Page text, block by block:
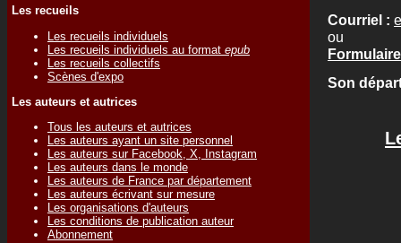
Les recueils
Les recueils individuels
Les recueils individuels au format epub
Les recueils collectifs
Scènes d'expo
Les auteurs et autrices
Tous les auteurs et autrices
Les auteurs ayant un site personnel
Les auteurs sur Facebook, X, Instagram
Les auteurs dans le monde
Les auteurs de France par département
Les auteurs écrivant sur mesure
Les organisations d'auteurs
Les conditions de publication auteur
Abonnement
Courriel :
ou
Son